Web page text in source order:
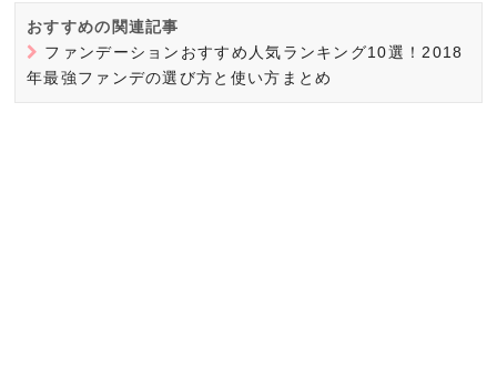
おすすめの関連記事
ファンデーションおすすめ人気ランキング10選！2018
年最強ファンデの選び方と使い方まとめ